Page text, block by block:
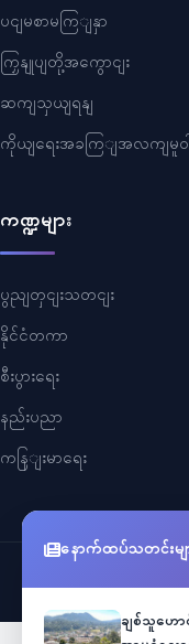
ပငျမစာမကြျနှာ
ကြှနျုပျတို့အကွောငျး
ဆကျသှယျရနျ
ကိုယျရေးအခကြျအလကျမူဝ
ကဏ္ဍများ
ပွညျတှငျးသတငျး
နိုင်ငံတကာ
စီးပွားရေး
နည်းပညာ
ကနြျးမာရေး
နောက်ထပ်သတင်းမျ
ချစ်သူဟေ